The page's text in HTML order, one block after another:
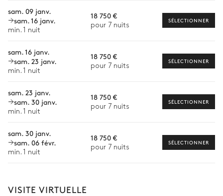
Bien-être à domicile
Location de vélo
destination ou la disponibilité. Notre conciergerie vous guidera
vers les offres disponibles pour votre séjour.
sam. 09 janv.
sam. 16 janv.
min. 1 nuit
18 750 €
pour 7 nuits
SÉLECTIONNER
sam. 16 janv.
sam. 23 janv.
min. 1 nuit
18 750 €
pour 7 nuits
SÉLECTIONNER
sam. 23 janv.
sam. 30 janv.
min. 1 nuit
18 750 €
pour 7 nuits
SÉLECTIONNER
sam. 30 janv.
sam. 06 févr.
min. 1 nuit
18 750 €
pour 7 nuits
SÉLECTIONNER
VISITE VIRTUELLE